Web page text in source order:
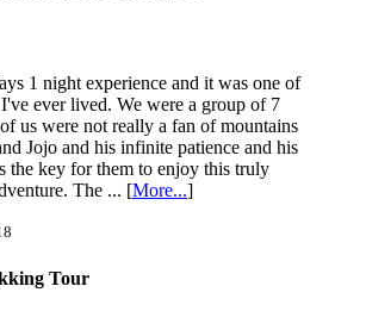
1 night experience and it was one of
ever lived. We were a group of 7
us were not really a fan of mountains
Jojo and his infinite patience and his
the key for them to enjoy this truly
The ... [More...]
Tour